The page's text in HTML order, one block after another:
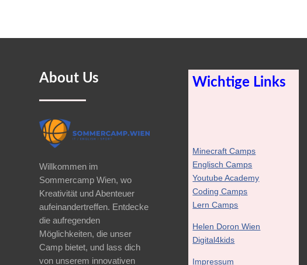
About Us
Willkommen im
Sommercamp Wien, wo
Kreativität und Abenteuer
aufeinandertreffen. Entdecke
die aufregenden
Möglichkeiten, die unser
Camp bietet, und lass dich
von unserem innovativen
Wichtige Links
Minecraft Camps
Englisch Camps
Youtube Academy
Coding Camps
Lern Camps
Helen Doron Wien
Digital4kids
Impressum